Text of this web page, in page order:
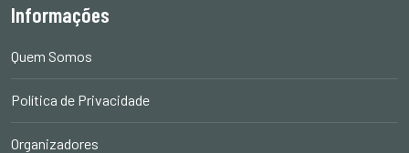
Informações
Quem Somos
Política de Privacidade
Organizadores